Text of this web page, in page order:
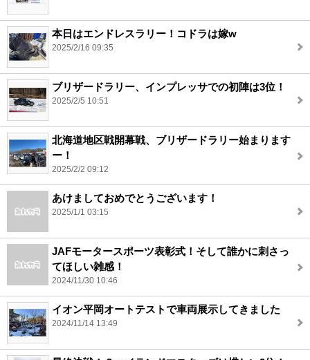
本日はエンドレスラリー！コドラは嫁w
2025/2/16 09:35
ブリザードラリー、インプレッサでの初陣は3位！
2025/2/5 10:51
北海道地区戦開幕戦、ブリザードラリー始まります
ー！
2025/2/2 09:12
あけましておめでとうございます！
2025/1/1 03:15
JAFモータースポーツ表彰式！そして誰かに刺さっ
てほしい雑感！
2024/11/30 10:46
イオン平岡オートテストで車両展示してきました
2024/11/14 13:49